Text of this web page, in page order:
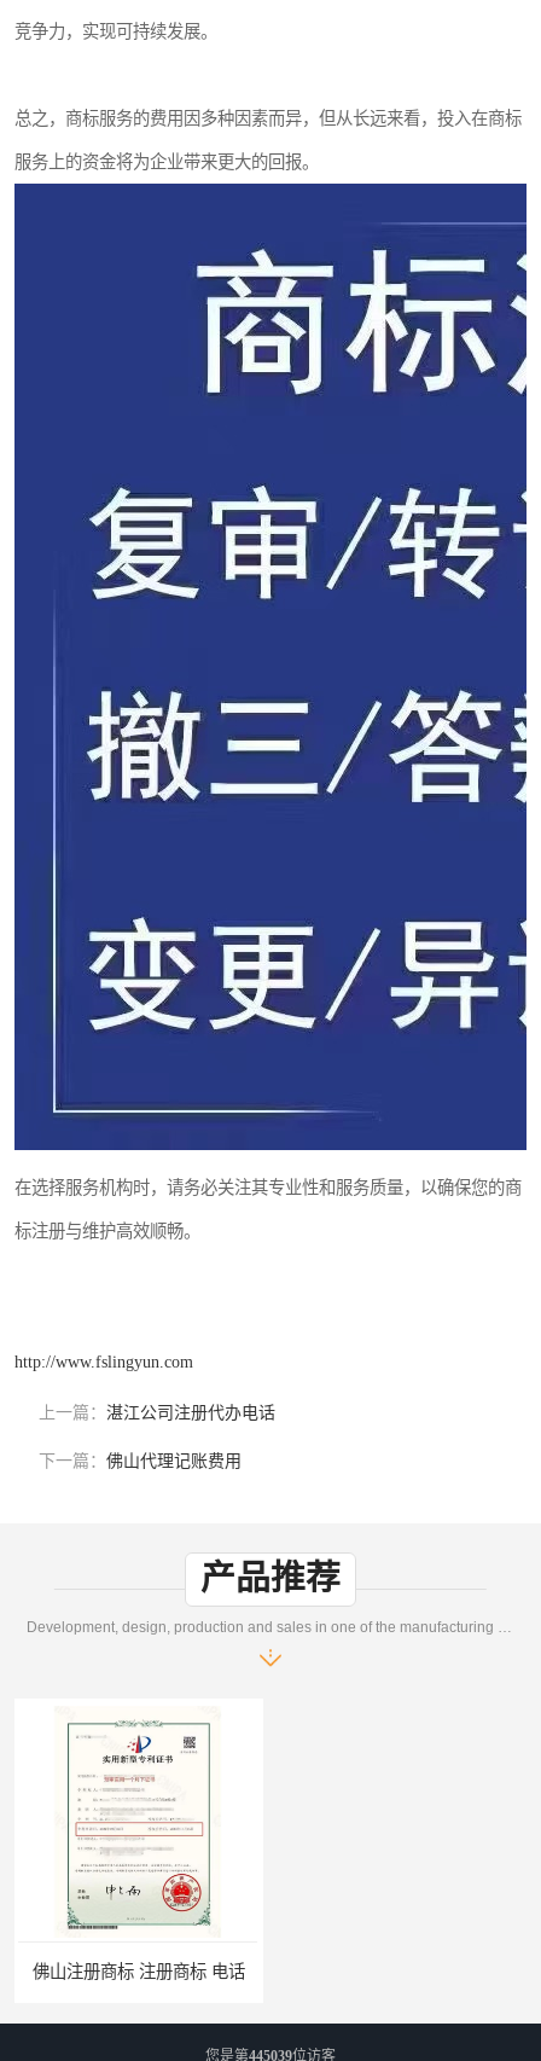
竞争力，实现可持续发展。
总之，商标服务的费用因多种因素而异，但从长远来看，投入在商标
服务上的资金将为企业带来更大的回报。
在选择服务机构时，请务必关注其专业性和服务质量，以确保您的商
标注册与维护高效顺畅。
http://www.fslingyun.com
上一篇： 湛江公司注册代办电话
下一篇： 佛山代理记账费用
产品推荐
Development, design, production and sales in one of the manufacturing enterprises
佛山注册商标 注册商标 电话
您是第445039位访客